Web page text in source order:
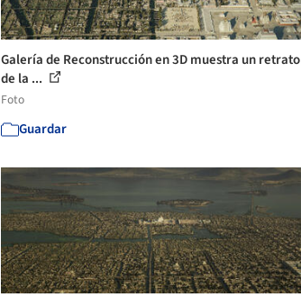
Galería de Reconstrucción en 3D muestra un retrato
de la ...
Foto
Guardar